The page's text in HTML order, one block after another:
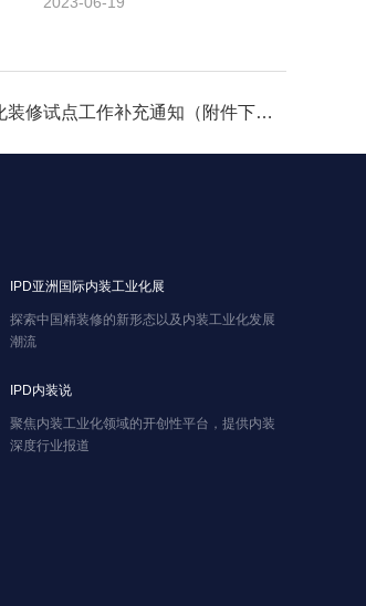
下一篇: 关于征集评选佛山市装配化装修试点工作补充通知（附件下载）
IPD亚洲国际内装工业化展
探索中国精装修的新形态以及内装工业化发展
潮流
IPD内装说
聚焦内装工业化领域的开创性平台，提供内装
深度行业报道